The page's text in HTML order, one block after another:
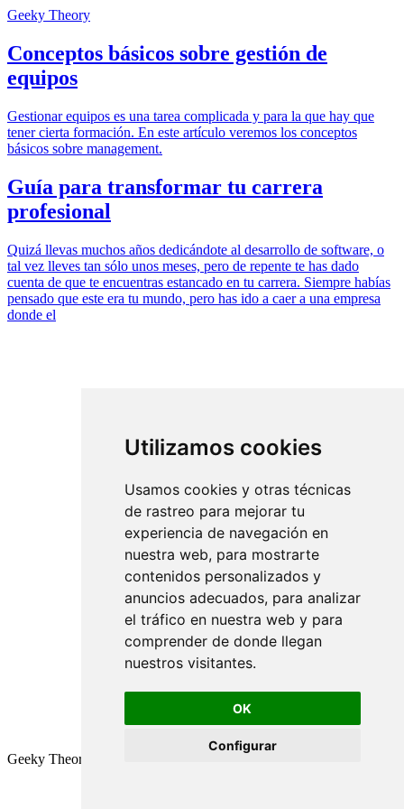
Utilizamos cookies
Usamos cookies y otras técnicas
de rastreo para mejorar tu
experiencia de navegación en
nuestra web, para mostrarte
contenidos personalizados y
anuncios adecuados, para analizar
el tráfico en nuestra web y para
comprender de donde llegan
nuestros visitantes.
OK
Configurar
Geeky Theory
Conceptos básicos sobre gestión de
equipos
Gestionar equipos es una tarea complicada y para la que hay que
tener cierta formación. En este artículo veremos los conceptos
básicos sobre management.
Guía para transformar tu carrera
profesional
Quizá llevas muchos años dedicándote al desarrollo de software, o
tal vez lleves tan sólo unos meses, pero de repente te has dado
cuenta de que te encuentras estancado en tu carrera. Siempre habías
pensado que este era tu mundo, pero has ido a caer a una empresa
donde el
Geeky Theory © 2026